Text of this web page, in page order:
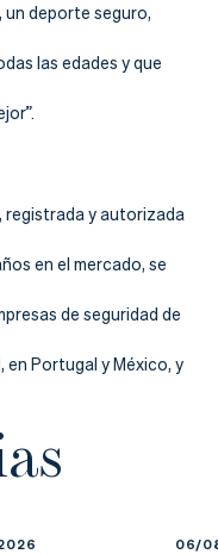
deporte seguro,
las edades y que
registrada y autorizada
en el mercado, se
de seguridad de
Portugal y México, y
06/